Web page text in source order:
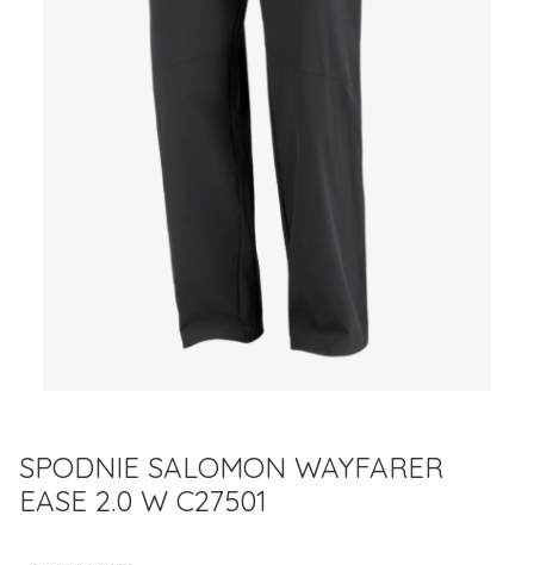
SPODNIE SALOMON WAYFARER
EASE 2.0 W C27501